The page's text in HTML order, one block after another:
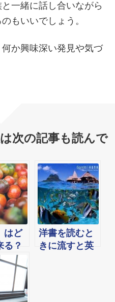
一緒に話し合いながら
もいいでしょう。
か興味深い発見や気づ
次の記事も読んで
はど
る？
洋書を読むと
きに流すと英